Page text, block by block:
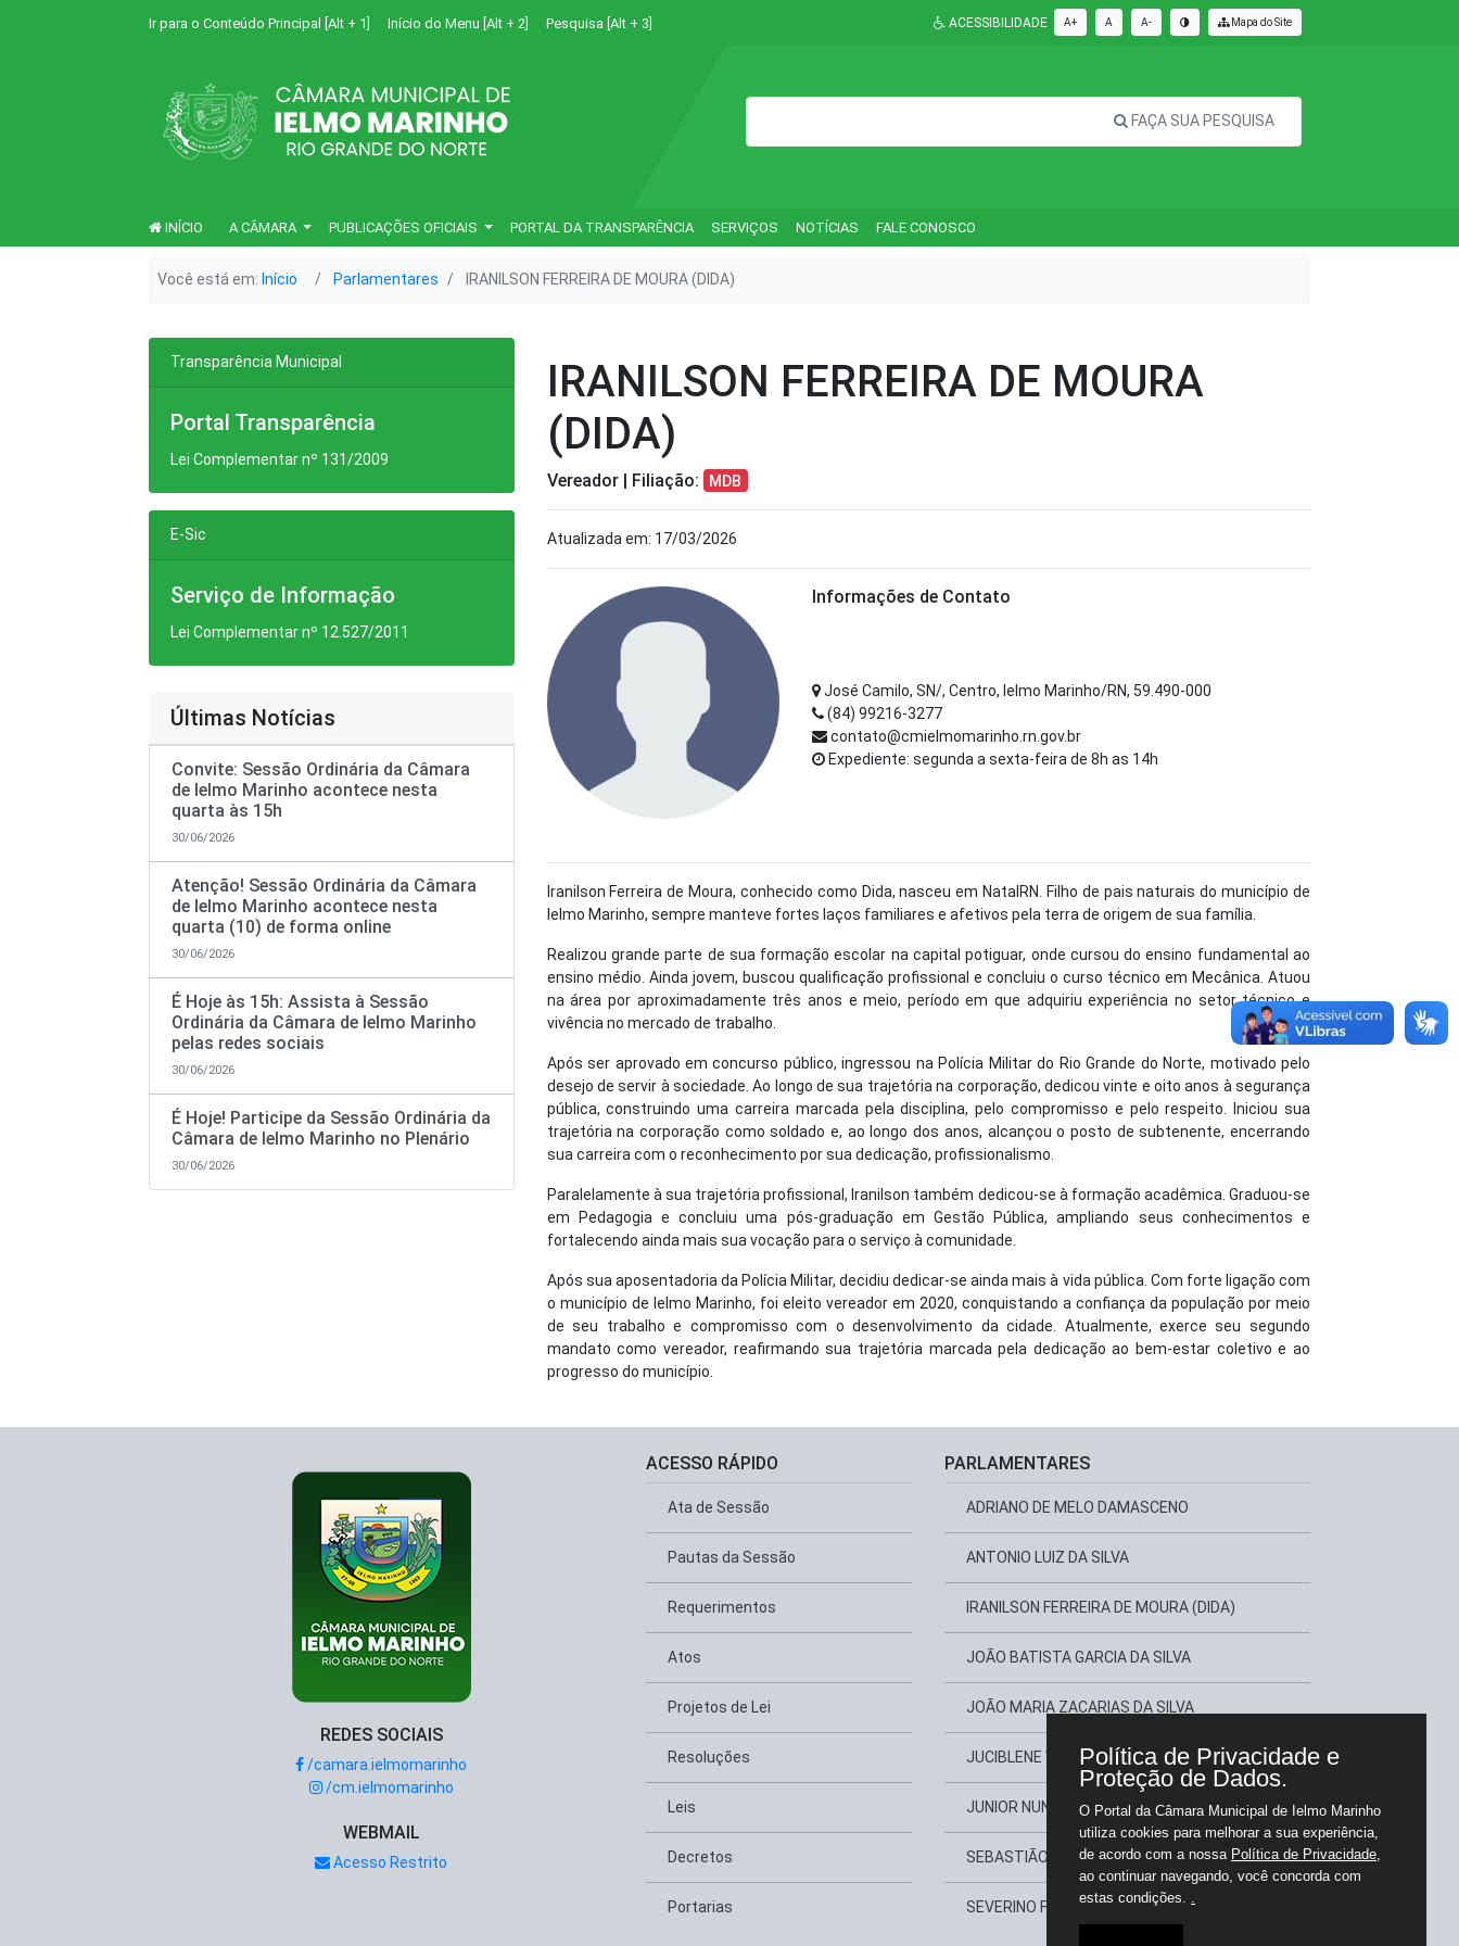
Ir para o Conteúdo Principal [Alt + 1] Início do Menu [Alt + 2] Pesquisa [Alt + 3] ACESSIBILIDADE A+ A A- Mapa do Site
FAÇA SUA PESQUISA
INÍCIO A CÂMARA PUBLICAÇÕES OFICIAIS PORTAL DA TRANSPARÊNCIA SERVIÇOS NOTÍCIAS FALE CONOSCO
Você está em: Início Parlamentares IRANILSON FERREIRA DE MOURA (DIDA)
Transparência Municipal
Portal Transparência
Lei Complementar nº 131/2009
E-Sic
Serviço de Informação
Lei Complementar nº 12.527/2011
Últimas Notícias
Convite: Sessão Ordinária da Câmara
de Ielmo Marinho acontece nesta
quarta às 15h
30/06/2026
Atenção! Sessão Ordinária da Câmara
de Ielmo Marinho acontece nesta
quarta (10) de forma online
30/06/2026
É Hoje às 15h: Assista à Sessão
Ordinária da Câmara de Ielmo Marinho
pelas redes sociais
30/06/2026
É Hoje! Participe da Sessão Ordinária da
Câmara de Ielmo Marinho no Plenário
30/06/2026
IRANILSON FERREIRA DE MOURA
(DIDA)
Vereador | Filiação: MDB
Atualizada em: 17/03/2026
Informações de Contato
José Camilo, SN/, Centro, Ielmo Marinho/RN, 59.490-000
(84) 99216-3277
contato@cmielmomarinho.rn.gov.br
Expediente: segunda a sexta-feira de 8h as 14h
Iranilson Ferreira de Moura, conhecido como Dida, nasceu em NatalRN. Filho de pais naturais do município de
Ielmo Marinho, sempre manteve fortes laços familiares e afetivos pela terra de origem de sua família.
Realizou grande parte de sua formação escolar na capital potiguar, onde cursou do ensino fundamental ao
ensino médio. Ainda jovem, buscou qualificação profissional e concluiu o curso técnico em Mecânica. Atuou
na área por aproximadamente três anos e meio, período em que adquiriu experiência no setor técnico e
vivência no mercado de trabalho.
Após ser aprovado em concurso público, ingressou na Polícia Militar do Rio Grande do Norte, motivado pelo
desejo de servir à sociedade. Ao longo de sua trajetória na corporação, dedicou vinte e oito anos à segurança
pública, construindo uma carreira marcada pela disciplina, pelo compromisso e pelo respeito. Iniciou sua
trajetória na corporação como soldado e, ao longo dos anos, alcançou o posto de subtenente, encerrando
sua carreira com o reconhecimento por sua dedicação, profissionalismo.
Paralelamente à sua trajetória profissional, Iranilson também dedicou-se à formação acadêmica. Graduou-se
em Pedagogia e concluiu uma pós-graduação em Gestão Pública, ampliando seus conhecimentos e
fortalecendo ainda mais sua vocação para o serviço à comunidade.
Após sua aposentadoria da Polícia Militar, decidiu dedicar-se ainda mais à vida pública. Com forte ligação com
o município de Ielmo Marinho, foi eleito vereador em 2020, conquistando a confiança da população por meio
de seu trabalho e compromisso com o desenvolvimento da cidade. Atualmente, exerce seu segundo
mandato como vereador, reafirmando sua trajetória marcada pela dedicação ao bem-estar coletivo e ao
progresso do município.
REDES SOCIAIS
/camara.ielmomarinho
/cm.ielmomarinho
WEBMAIL
Acesso Restrito
ACESSO RÁPIDO
Ata de Sessão
Pautas da Sessão
Requerimentos
Atos
Projetos de Lei
Resoluções
Leis
Decretos
Portarias
PARLAMENTARES
ADRIANO DE MELO DAMASCENO
ANTONIO LUIZ DA SILVA
IRANILSON FERREIRA DE MOURA (DIDA)
JOÃO BATISTA GARCIA DA SILVA
JOÃO MARIA ZACARIAS DA SILVA
JUCIBLENE VARELA DE OLIVEIRA
JUNIOR NUNES CABRAL
SEBASTIÃO EVILÁSIO DA SILVA
SEVERINO FRANCISCO LINO DA SILVA
Política de Privacidade e
Proteção de Dados.
O Portal da Câmara Municipal de Ielmo Marinho
utiliza cookies para melhorar a sua experiência,
de acordo com a nossa Política de Privacidade,
ao continuar navegando, você concorda com
estas condições. .